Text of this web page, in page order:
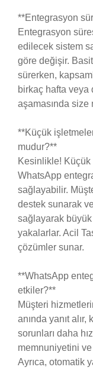
**Entegrasyon
Entegrasyon
edilecek sistem
göre değişir.
sürerken,
birkaç hafta veya
aşamasında size
**Küçük
mudur?**
Kesinlikle! Küçük
WhatsApp
sağlayabilir.
destek sunarak
sağlayarak büyük
yakalarlar. Acil
çözümler sunar.
**WhatsApp
etkiler?**
Müşteri
anında yanıt
sorunları daha
memnuniyetini ve
Ayrıca, otomatik